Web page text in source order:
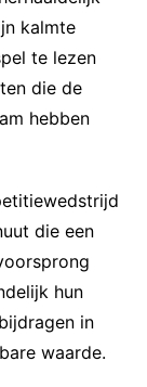
kalmte
te lezen
die de
hebben
die een
hun
in
waarde.